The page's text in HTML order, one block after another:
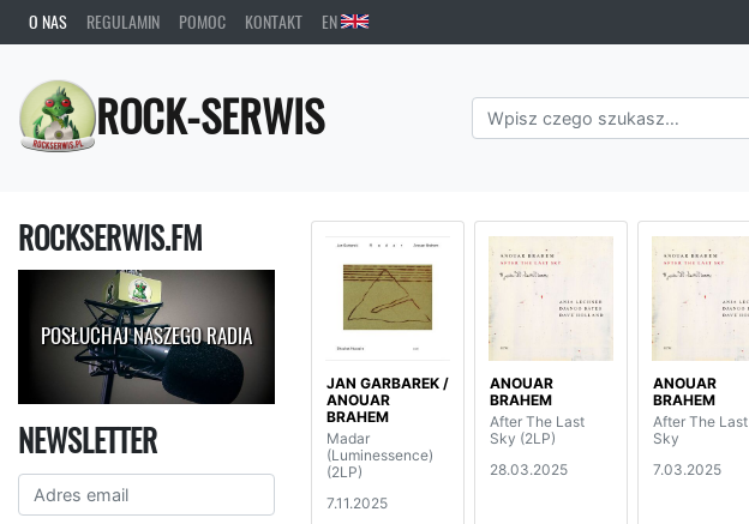
O NAS REGULAMIN POMOC KONTAKT EN
ROCK-SERWIS
ROCKSERWIS.FM
POSŁUCHAJ NASZEGO RADIA
NEWSLETTER
JAN GARBAREK /
ANOUAR
BRAHEM
Madar
(Luminessence)
(2LP)
7.11.2025
ANOUAR
BRAHEM
After The Last
Sky (2LP)
28.03.2025
ANOUAR
BRAHEM
After The Last
Sky
7.03.2025